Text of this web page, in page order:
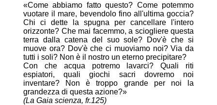
«Come abbiamo fatto questo? Come potemmo
vuotare il mare, bevendolo fino all'ultima goccia?
Chi ci dette la spugna per cancellare l'intero
orizzonte? Che mai facemmo, a sciogliere questa
terra dalla catena del suo sole? Dov'è che si
muove ora? Dov'è che ci muoviamo noi? Via da
tutti i soli? Non è il nostro un eterno precipitare?
Con che acqua potremo lavarci? Quali riti
espiatori, quali giochi sacri dovremo noi
inventare? Non è troppo grande per noi la
grandezza di questa azione?»
(La Gaia scienza, fr.125)